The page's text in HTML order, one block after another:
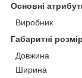
Основні
Виробник
Габаритні
Довжина
Ширина